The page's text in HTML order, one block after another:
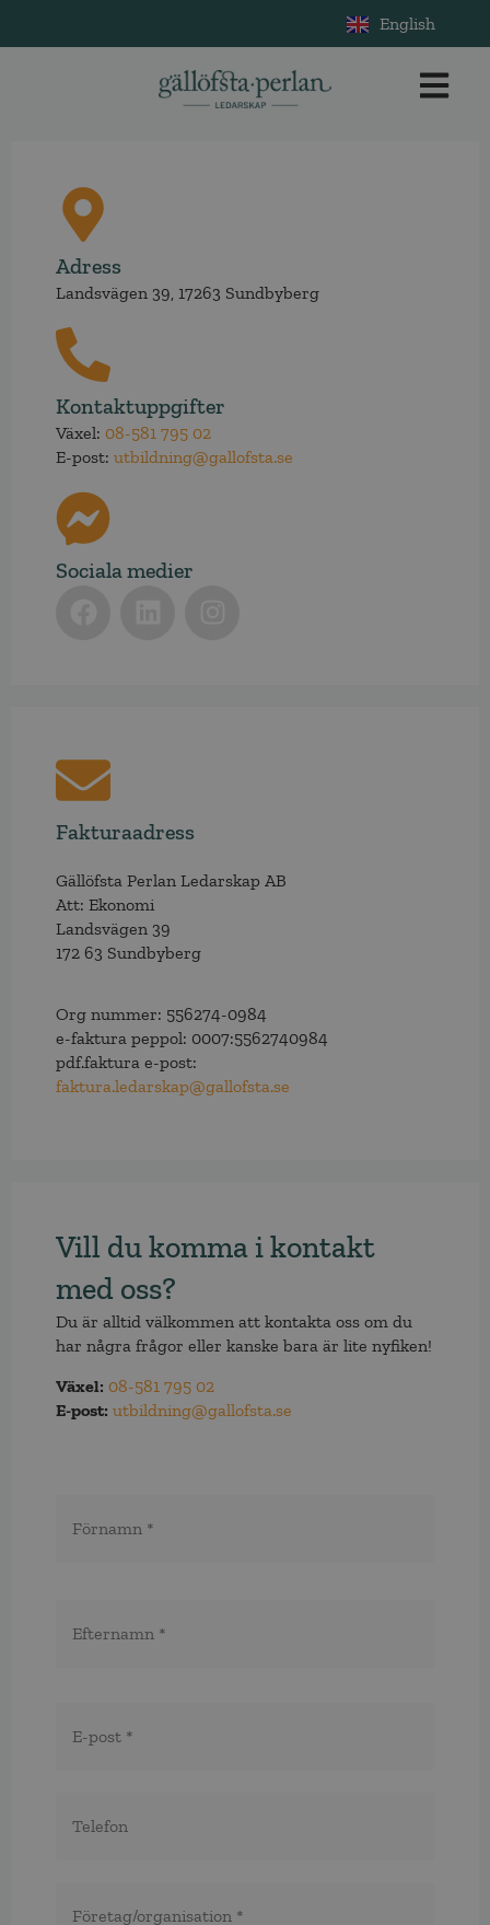
English
Adress
Landsvägen 39, 17263 Sundbyberg
Kontaktuppgifter
Växel:08-581 795 02
E-post:utbildning@gallofsta.se
Sociala medier
Fakturaadress
Gällöfsta Perlan Ledarskap AB
Att: Ekonomi
Landsvägen 39
172 63 Sundbyberg
Org nummer: 556274-0984
e-faktura peppol: 0007:5562740984
pdf.faktura e-post:
faktura.ledarskap@gallofsta.se
Vill du komma i kontakt
med oss?
Du är alltid välkommen att kontakta oss om du
har några frågor eller kanske bara är lite nyfiken!
Växel: 08-581 795 02
E-post: utbildning@gallofsta.se